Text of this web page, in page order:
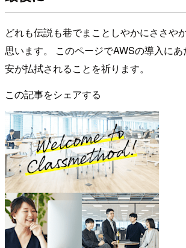
どれも伝説も巷でまことしやかにささや
思います。 このページでAWSの導入に
安が払拭されることを祈ります。
この記事をシェアする